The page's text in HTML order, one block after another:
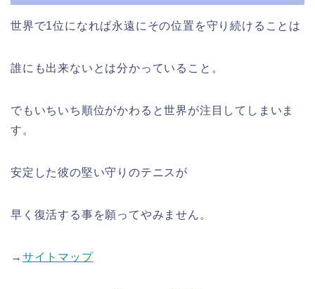
世界で1位になれば永遠にその位置を守り続けることは
誰にも出来ないとは分かっていること。
でもいちいち順位がかわると世界が注目してしまいま
す。
安定した彼の堅い守りのテニスが
早く復活する事を願ってやみません。
→ サイトマップ